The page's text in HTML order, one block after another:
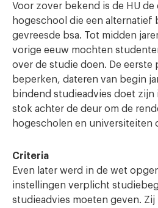
Voor zover bekend is de HU de
hogeschool die een alternatief
gevreesde bsa. Tot midden
vorige eeuw mochten
over de studie doen. De eerste
beperken, dateren van begin
bindend studieadvies doet zijn
stok achter de deur om de
hogescholen en universiteiten
Criteria
Even later werd in de wet
instellingen verplicht
studieadvies moeten geven.